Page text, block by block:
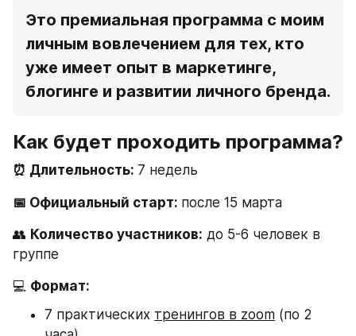
Это премиальная программа с моим
личным вовлечением для тех, кто
уже имеет опыт в маркетинге,
блогинге и развитии личного бренда.
Как будет проходить программа?
⏰ Длительность: 7 недель
📅 Официальный старт: после 15 марта
👥 Количество участников: до 5-6 человек в
группе
💻 Формат:
7 практических тренингов в zoom (по 2